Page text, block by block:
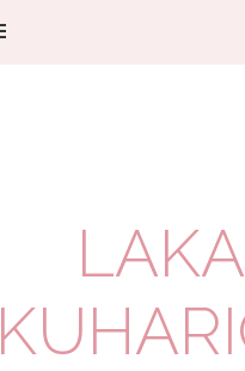
LAKA